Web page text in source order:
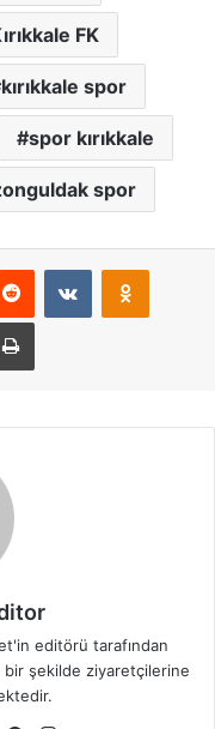
FK
kırıkkale spor
spor kırıkkale
spor
editörü tarafından
bir şekilde ziyaretçilerine